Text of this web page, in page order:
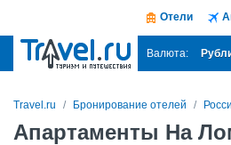
Отели
Валюта:
Travel.ru Бронирование отелей
Апартаменты На